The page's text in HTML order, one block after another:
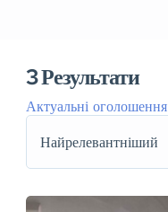
3Результати
Актуальні оголошення
Найрелевантніший